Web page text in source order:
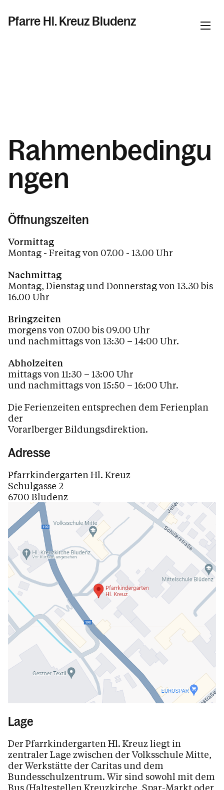
Pfarre Hl. Kreuz Bludenz
Pfarrkindergarten Hl. Kreuz
Pfarrzentrum "Zemma"
Notwendige Perspektiven für die St.
Laurentiuskirche Bludenz
Sunntig-Morga-Fira
Sakramente
Tod, Beerdigung & Trauer
Service
Kalender
Rahmenbedingu
ngen
Öffnungszeiten
Vormittag
Montag - Freitag von 07.00 - 13.00 Uhr
Nachmittag
Montag, Dienstag und Donnerstag von 13.30 bis
16.00 Uhr
Bringzeiten
morgens von 07.00 bis 09.00 Uhr
und nachmittags von 13:30 – 14:00 Uhr.
Abholzeiten
mittags von 11:30 – 13:00 Uhr
und nachmittags von 15:50 – 16:00 Uhr.
Die Ferienzeiten entsprechen dem Ferienplan
der
Vorarlberger Bildungsdirektion.
Adresse
Pfarrkindergarten Hl. Kreuz
Schulgasse 2
6700 Bludenz
Lage
Der Pfarrkindergarten Hl. Kreuz liegt in
zentraler Lage zwischen der Volksschule Mitte,
der Werkstätte der Caritas und dem
Bundesschulzentrum. Wir sind sowohl mit dem
Bus (Haltestellen Kreuzkirche, Spar-Markt oder